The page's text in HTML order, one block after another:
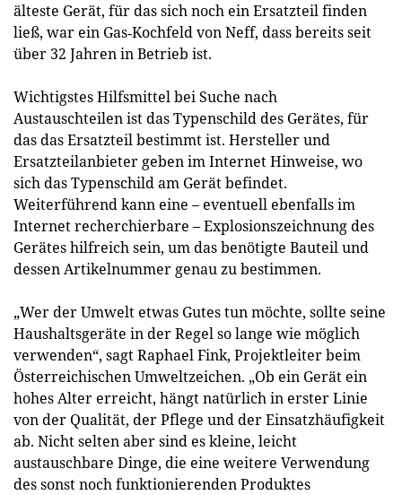
älteste Gerät, für das sich noch ein Ersatzteil finden
ließ, war ein Gas‑Kochfeld von Neff, dass bereits seit
über 32 Jahren in Betrieb ist.
Wichtigstes Hilfsmittel bei Suche nach
Austauschteilen ist das Typenschild des Gerätes, für
das das Ersatzteil bestimmt ist. Hersteller und
Ersatzteilanbieter geben im Internet Hinweise, wo
sich das Typenschild am Gerät befindet.
Weiterführend kann eine – eventuell ebenfalls im
Internet recherchierbare – Explosionszeichnung des
Gerätes hilfreich sein, um das benötigte Bauteil und
dessen Artikelnummer genau zu bestimmen.
„Wer der Umwelt etwas Gutes tun möchte, sollte seine
Haushaltsgeräte in der Regel so lange wie möglich
verwenden“, sagt Raphael Fink, Projektleiter beim
Österreichischen Umweltzeichen. „Ob ein Gerät ein
hohes Alter erreicht, hängt natürlich in erster Linie
von der Qualität, der Pflege und der Einsatzhäufigkeit
ab. Nicht selten aber sind es kleine, leicht
austauschbare Dinge, die eine weitere Verwendung
des sonst noch funktionierenden Produktes